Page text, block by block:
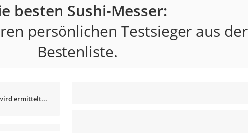
besten Sushi-Messer:
persönlichen Testsieger aus der
Bestenliste.
ermittelt...